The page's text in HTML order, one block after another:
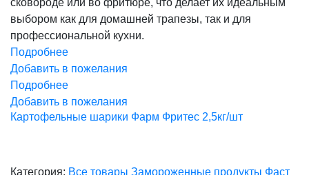
сковороде или во фритюре, что делает их идеальным
выбором как для домашней трапезы, так и для
профессиональной кухни.
Подробнее
Добавить в пожелания
Подробнее
Добавить в пожелания
Картофельные шарики Фарм Фритес 2,5кг/шт
Категория: Все товары Замороженные продукты Фаст